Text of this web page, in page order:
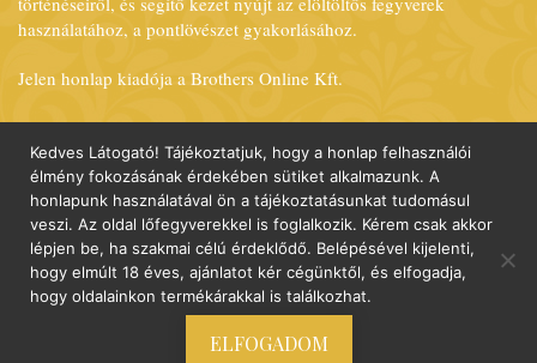
használatához, a pontlövészet gyakorlásához.
Jelen honlap kiadója a Brothers Online Kft.
A honlapon közzétett cikkek, alkotások, egyéb szerzői művek
csak a szerző, illetve a kiadó írásbeli engedélyével
többszörözhetőek, közvetíthetőek a nyilvánosság felé, tehetőek
nyilvánosság számára hozzáférhetővé a sajtóban [Szjt. 36. § (2)].
Ez a nyilatkozat a szerzői jogról szóló 1999. Évi LXXVI. Törvény
36. § (2) bekezdésében foglaltak szerinti tiltó nyilatkozatnak
minősül.
Kedves Látogató! Tájékoztatjuk, hogy a honlap felhasználói
élmény fokozásának érdekében sütiket alkalmazunk. A
honlapunk használatával ön a tájékoztatásunkat tudomásul
veszi. Az oldal lőfegyverekkel is foglalkozik. Kérem csak akkor
lépjen be, ha szakmai célú érdeklődő. Belépésével kijelenti,
hogy elmúlt 18 éves, ajánlatot kér cégünktől, és elfogadja,
hogy oldalainkon termékárakkal is találkozhat.
ELFOGADOM